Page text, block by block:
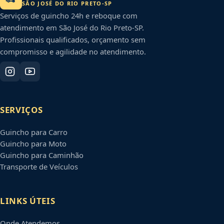
SÃO JOSÉ DO RIO PRETO -SP
Serviços de guincho 24h e reboque com
atendimento em São José do Rio Preto-SP.
Profissionais qualificados, orçamento sem
compromisso e agilidade no atendimento.
SERVIÇOS
Guincho para Carro
Guincho para Moto
Guincho para Caminhão
Transporte de Veículos
LINKS ÚTEIS